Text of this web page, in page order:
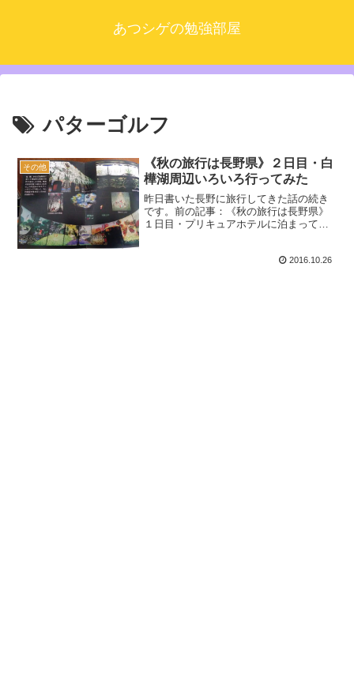
あつシゲの勉強部屋
パターゴルフ
その他
《秋の旅行は長野県》２日目・白
樺湖周辺いろいろ行ってみた
昨日書いた長野に旅行してきた話の続き
です。前の記事：《秋の旅行は長野県》
１日目・プリキュアホテルに泊まってみ
んな場所を楽しむことができました。い
2016.10.26